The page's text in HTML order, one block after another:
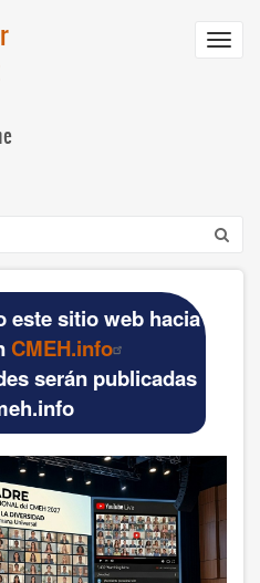
este sitio web hacia
CMEH.info
serán publicadas